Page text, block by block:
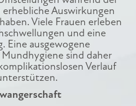
Auswirkungen
Viele Frauen erleben
und eine
Eine ausgewogene
sind daher
Verlauf